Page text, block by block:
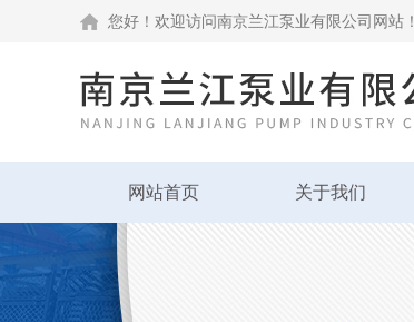
您好！欢迎访问南京兰江泵业有限公司网站！
网站首页 关于我们